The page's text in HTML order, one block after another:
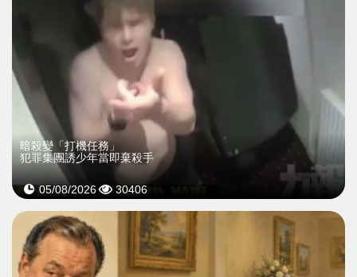
暗殺變「打機任務」
犯罪集團誘少年當即棄殺手
05/08/2026 30406